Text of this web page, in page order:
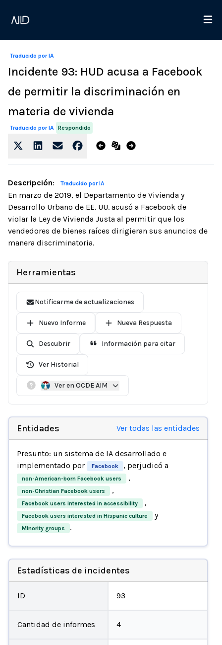
Traducido por IA
Incidente 93: HUD acusa a Facebook
de permitir la discriminación en
materia de vivienda
Traducido por IA Respondido
Descripción: Traducido por IA
En marzo de 2019, el Departamento de Vivienda y
Desarrollo Urbano de EE. UU. acusó a Facebook de
violar la Ley de Vivienda Justa al permitir que los
vendedores de bienes raíces dirigieran sus anuncios de
manera discriminatoria.
Herramientas
Notificarme de actualizaciones
Nuevo Informe Nueva Respuesta
Descubrir Información para citar
Ver Historial
Ver en OCDE AIM
Entidades Ver todas las entidades
Presunto: un sistema de IA desarrollado e
implementado por
Facebook , perjudicó a
non-American-born Facebook users ,
non-Christian Facebook users ,
Facebook users interested in accessibility ,
Facebook users interested in Hispanic culture y
Minority groups .
Estadísticas de incidentes
ID 93
Cantidad de informes 4